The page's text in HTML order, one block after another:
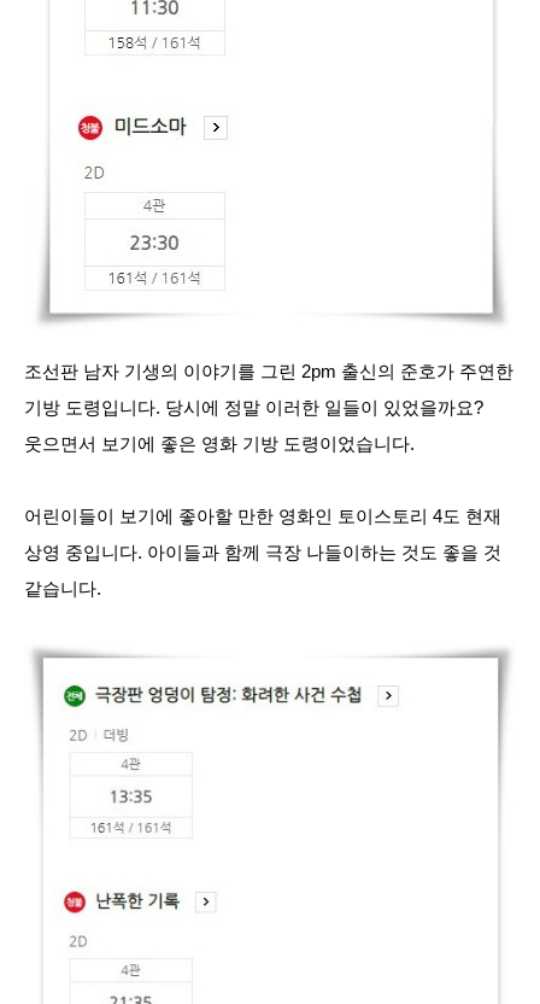
조선판 남자 기생의 이야기를 그린 2pm 출신의 준호가 주연한
기방 도령입니다. 당시에 정말 이러한 일들이 있었을까요?
웃으면서 보기에 좋은 영화 기방 도령이었습니다.
어린이들이 보기에 좋아할 만한 영화인 토이스토리 4도 현재
상영 중입니다. 아이들과 함께 극장 나들이하는 것도 좋을 것
같습니다.